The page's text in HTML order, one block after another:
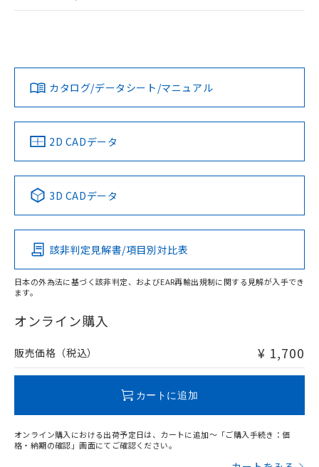
ログイン/会員登録
ダウンロードデータをご利用いただく前に、以下を必ずお読
みください。
ソフトウェアの使用条件
EU RoHS 注意事項・凡例
対応済み
中国 RoHS 注意事項・凡例
Pb Hg Cd Cr(VI)
O
在庫等で未対応品が混在する可能性があります。
問い合わせください。
カタログ/データシート/マニュアル
2D CADデータ
3D CADデータ
該非判定見解書/項目別対比表
日本の外為法に基づく該非判定、およびEAR再輸出規制に関する見解が入手でき
ます。
オンライン購入
販売価格（税込） ¥ 1,700
カートに追加
オンライン購入における出荷予定日は、カートに追加～「ご購入手続き：価
格・納期の確認」画面にてご確認ください。
既に当社にて対応品への在庫切替を完了